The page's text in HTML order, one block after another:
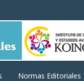
Normas Editoriales